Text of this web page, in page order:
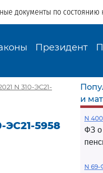
документы по состоянию
Президент
N 310-ЭС21-
ЭС21-5958
и
N
ФЗ о
N 69-